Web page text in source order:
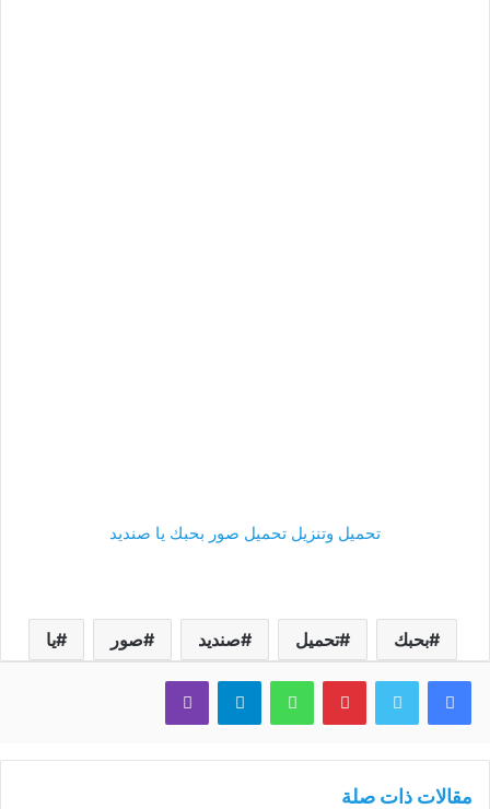
تحميل وتنزيل تحميل صور بحبك يا صنديد
بحبك تحميل صنديد صور يا
فيسبوك تويتر بينتيريستواتساب تيلقرام ڤايبر
مقالات ذات صلة